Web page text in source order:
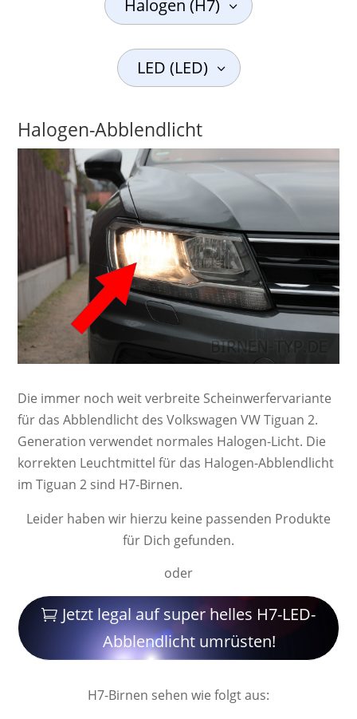
Halogen (H7)
LED (LED)
Halogen-Abblendlicht
Die immer noch weit ver­breite Schein­werf­er­va­ri­ante
für das Abblendlicht des Volkswagen VW Tiguan 2.
Ge­ne­ra­ti­on ver­wendet nor­ma­les Ha­lo­gen-Licht. Die
kor­rek­ten Leucht­mittel für das Halogen-Abblendlicht
im Tiguan 2 sind H7-Birnen.
Leider haben wir hierzu keine passenden Produkte
für Dich gefunden.
oder
Jetzt legal auf super helles H7-LED-
Abblendlicht umrüsten!
H7-Birnen sehen wie folgt aus: